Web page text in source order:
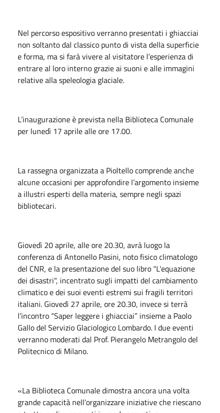
Nel percorso espositivo verranno presentati i ghiacciai
non soltanto dal classico punto di vista della superficie
e forma, ma si farà vivere al visitatore l’esperienza di
entrare al loro interno grazie ai suoni e alle immagini
relative alla speleologia glaciale.
L’inaugurazione è prevista nella Biblioteca Comunale
per lunedì 17 aprile alle ore 17.00.
La rassegna organizzata a Pioltello comprende anche
alcune occasioni per approfondire l’argomento insieme
a illustri esperti della materia, sempre negli spazi
bibliotecari.
Giovedì 20 aprile, alle ore 20.30, avrà luogo la
conferenza di Antonello Pasini, noto fisico climatologo
del CNR, e la presentazione del suo libro "L'equazione
dei disastri", incentrato sugli impatti del cambiamento
climatico e dei suoi eventi estremi sui fragili territori
italiani. Giovedì 27 aprile, ore 20.30, invece si terrà
l’incontro “Saper leggere i ghiacciai” insieme a Paolo
Gallo del Servizio Glaciologico Lombardo. I due eventi
verranno moderati dal Prof. Pierangelo Metrangolo del
Politecnico di Milano.
«La Biblioteca Comunale dimostra ancora una volta
grande capacità nell’organizzare iniziative che riescano